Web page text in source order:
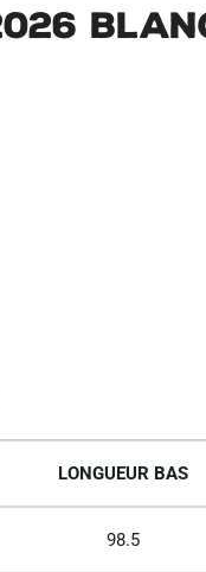
LONGUEUR BAS
98.5